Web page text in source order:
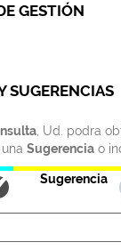
GESTIÓN
SUGERENCIAS
, Ud. podra
Sugerencia o
Sugerencia